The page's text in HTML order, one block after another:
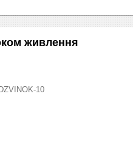
живлення
DZVINOK-10